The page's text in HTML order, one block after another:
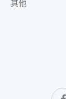
其他